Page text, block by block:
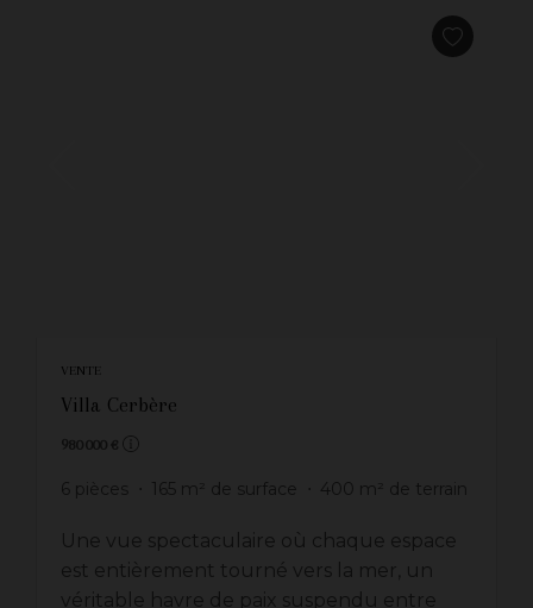
VENTE
Villa Cerbère
980 000 €
6 pièces 165 m² de surface 400 m² de terrain
Une vue spectaculaire où chaque espace
est entièrement tourné vers la mer, un
véritable havre de paix suspendu entre